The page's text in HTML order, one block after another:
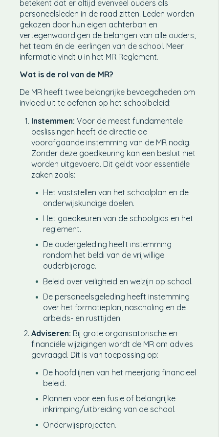
betekent dat er altijd evenveel ouders als
personeelsleden in de raad zitten. Leden worden
gekozen door hun eigen achterban en
vertegenwoordigen de belangen van alle ouders,
het team én de leerlingen van de school. Meer
informatie vindt u in het MR Reglement.
Wat is de rol van de MR?
De MR heeft twee belangrijke bevoegdheden om
invloed uit te oefenen op het schoolbeleid:
Instemmen: Voor de meest fundamentele
beslissingen heeft de directie de
voorafgaande instemming van de MR nodig.
Zonder deze goedkeuring kan een besluit niet
worden uitgevoerd. Dit geldt voor essentiële
zaken zoals:
Het vaststellen van het schoolplan en de
onderwijskundige doelen.
Het goedkeuren van de schoolgids en het
reglement.
De oudergeleding heeft instemming
rondom het beldi van de vrijwillige
ouderbijdrage.
Beleid over veiligheid en welzijn op school.
De personeelsgeleding heeft instemming
over het formatieplan, nascholing en de
arbeids- en rusttijden.
Adviseren: Bij grote organisatorische en
financiële wijzigingen wordt de MR om advies
gevraagd. Dit is van toepassing op:
De hoofdlijnen van het meerjarig financieel
beleid.
Plannen voor een fusie of belangrijke
inkrimping/uitbreiding van de school.
Onderwijsprojecten.